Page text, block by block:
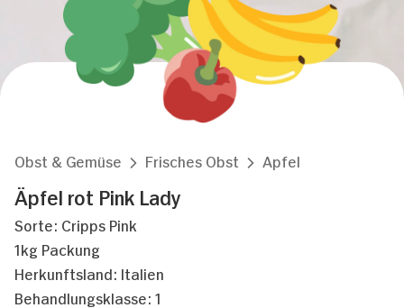
Obst & Gemüse Frisches Obst Apfel
Äpfel rot Pink Lady
Sorte: Cripps Pink
1kg Packung
Herkunftsland: Italien
Behandlungsklasse: 1